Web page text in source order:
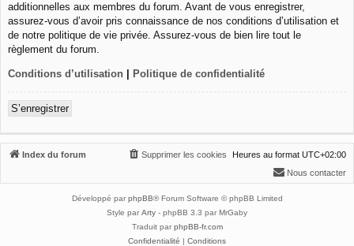
additionnelles aux membres du forum. Avant de vous enregistrer,
assurez-vous d’avoir pris connaissance de nos conditions d’utilisation et
de notre politique de vie privée. Assurez-vous de bien lire tout le
règlement du forum.
Conditions d’utilisation Politique de confidentialité
S’enregistrer
Index du forum Heures au format UTC+02:00
Supprimer les cookies
Nous contacter
Développé par phpBB® Forum Software © phpBB Limited
Style par Arty - phpBB 3.3 par MrGaby
Traduit par phpBB-fr.com
Confidentialité
Conditions